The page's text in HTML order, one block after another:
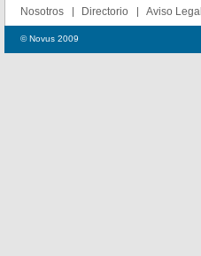
Nosotros Directorio Aviso Legal
© Novus 2009